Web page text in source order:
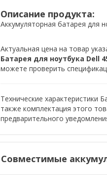
Описание продукта:
Аккумуляторная батарея для
Актуальная цена на товар
Батарея для ноутбука Dell
можете проверить
Технические характеристики
также комплектация этого
предварительного
Совместимые